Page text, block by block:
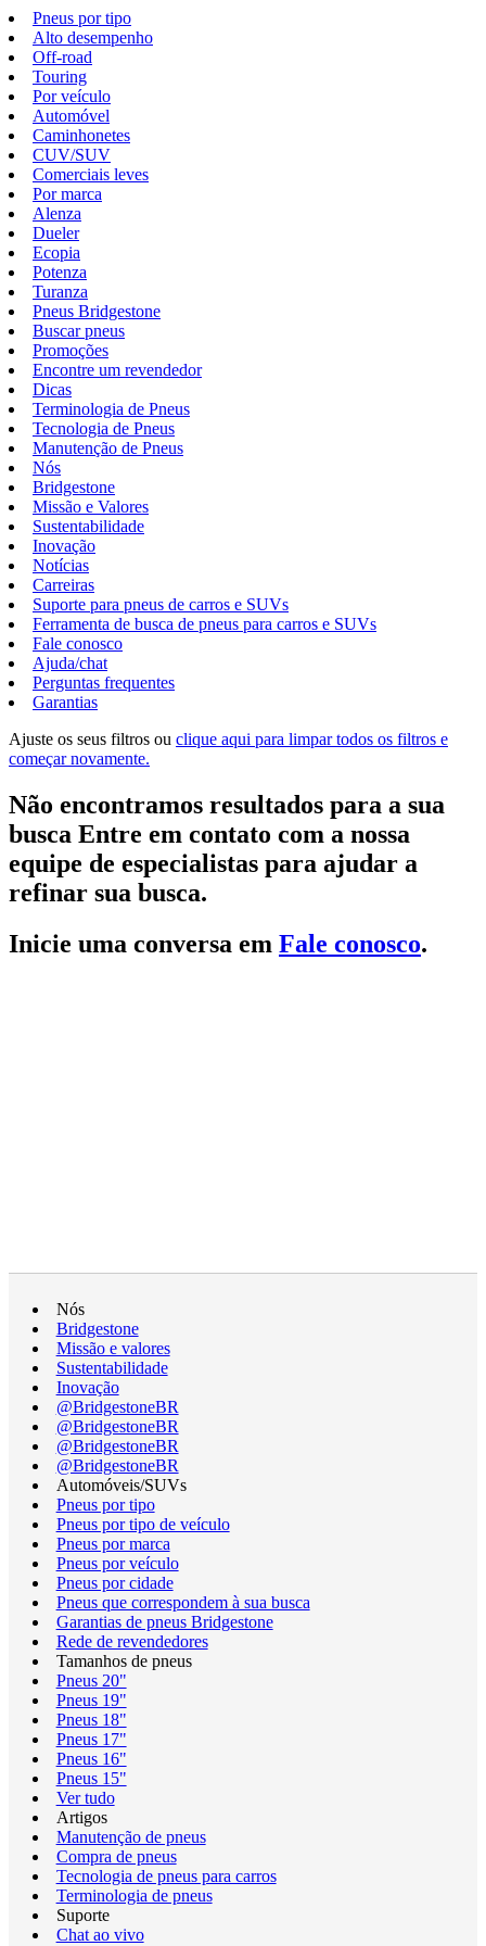
Pneus por tipo
Alto desempenho
Off-road
Touring
Por veículo
Automóvel
Caminhonetes
CUV/SUV
Comerciais leves
Por marca
Alenza
Dueler
Ecopia
Potenza
Turanza
Pneus Bridgestone
Buscar pneus
Promoções
Encontre um revendedor
Dicas
Terminologia de Pneus
Tecnologia de Pneus
Manutenção de Pneus
Nós
Bridgestone
Missão e Valores
Sustentabilidade
Inovação
Notícias
Carreiras
Suporte para pneus de carros e SUVs
Ferramenta de busca de pneus para carros e SUVs
Fale conosco
Ajuda/chat
Perguntas frequentes
Garantias
Ajuste os seus filtros ou clique aqui para limpar todos os filtros e
começar novamente.
Não encontramos resultados para a sua
busca Entre em contato com a nossa
equipe de especialistas para ajudar a
refinar sua busca.
Inicie uma conversa em Fale conosco.
Nós
Bridgestone
Missão e valores
Sustentabilidade
Inovação
@BridgestoneBR
@BridgestoneBR
@BridgestoneBR
@BridgestoneBR
Automóveis/SUVs
Pneus por tipo
Pneus por tipo de veículo
Pneus por marca
Pneus por veículo
Pneus por cidade
Pneus que correspondem à sua busca
Garantias de pneus Bridgestone
Rede de revendedores
Tamanhos de pneus
Pneus 20"
Pneus 19"
Pneus 18"
Pneus 17"
Pneus 16"
Pneus 15"
Ver tudo
Artigos
Manutenção de pneus
Compra de pneus
Tecnologia de pneus para carros
Terminologia de pneus
Suporte
Chat ao vivo